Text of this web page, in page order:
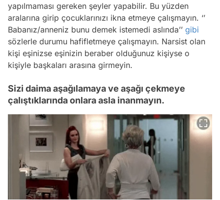
yapılmaması gereken şeyler yapabilir. Bu yüzden
aralarına girip çocuklarınızı ikna etmeye çalışmayın. ‘’
Babanız/anneniz bunu demek istemedi aslında’’ gibi
sözlerle durumu hafifletmeye çalışmayın. Narsist olan
kişi eşinizse eşinizin beraber olduğunuz kişiyse o
kişiyle başkaları arasına girmeyin.
Sizi daima aşağılamaya ve aşağı çekmeye
çalıştıklarında onlara asla inanmayın.